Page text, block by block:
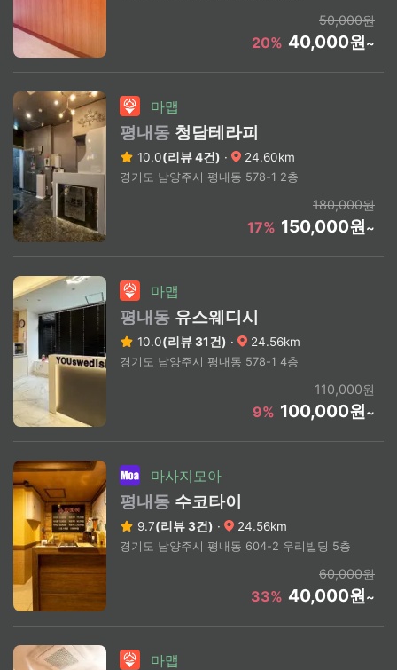
50,000원
20% 40,000원~
마맵
평내동 청담테라피
10.0(리뷰 4건) · 24.60km
경기도 남양주시 평내동 578-1 2층
180,000원
17% 150,000원~
마맵
평내동 유스웨디시
10.0(리뷰 31건) · 24.56km
경기도 남양주시 평내동 578-1 4층
110,000원
9% 100,000원~
마사지모아
평내동 수코타이
9.7(리뷰 3건) · 24.56km
경기도 남양주시 평내동 604-2 우리빌딩 5층
60,000원
33% 40,000원~
마맵